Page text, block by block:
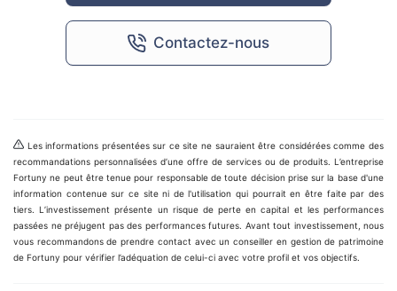
Contactez-nous
Les informations présentées sur ce site ne sauraient être considérées comme des
recommandations personnalisées d’une offre de services ou de produits. L’entreprise
Fortuny ne peut être tenue pour responsable de toute décision prise sur la base d'une
information contenue sur ce site ni de l'utilisation qui pourrait en être faite par des
tiers. L’investissement présente un risque de perte en capital et les performances
passées ne préjugent pas des performances futures. Avant tout investissement, nous
vous recommandons de prendre contact avec un conseiller en gestion de patrimoine
de Fortuny pour vérifier l’adéquation de celui-ci avec votre profil et vos objectifs.